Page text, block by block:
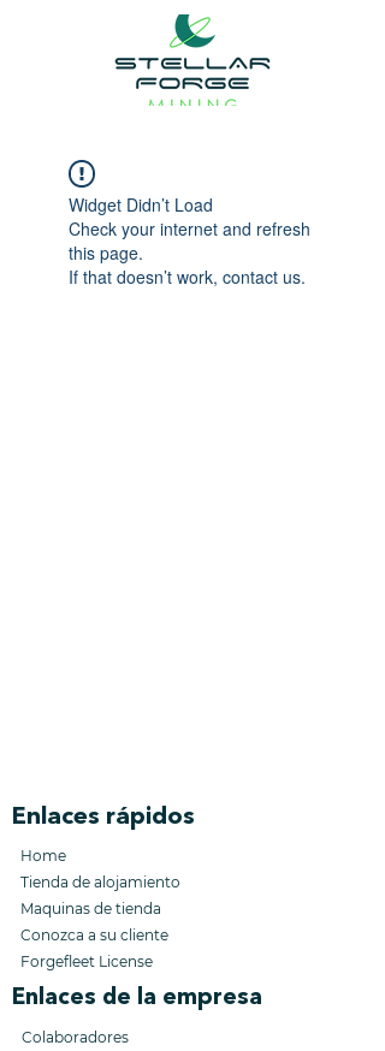
Widget Didn’t Load
Check your internet and refresh
this page.
If that doesn’t work, contact us.
Enlaces rápidos
Home
Tienda de alojamiento
Maquinas de tienda
Conozca a su cliente
Forgefleet License
Enlaces de la empresa
Colaboradores